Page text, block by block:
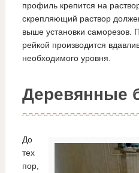
профиль крепится на
скрепляющий раствор
выше установки саморезов.
рейкой производится
необходимого уровня.
Деревянные
До
тех
пор,